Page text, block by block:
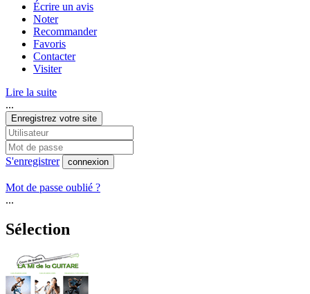
Écrire un avis
Noter
Recommander
Favoris
Contacter
Visiter
Lire la suite
...
Enregistrez votre site
S'enregistrer connexion
Mot de passe oublié ?
...
Sélection